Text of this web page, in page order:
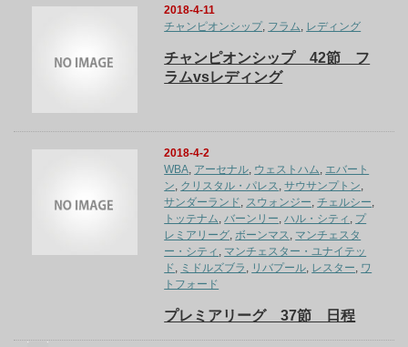
2018-4-11
チャンピオンシップ, フラム, レディング
チャンピオンシップ 42節 フ
ラムvsレディング
2018-4-2
WBA, アーセナル, ウェストハム, エバート
ン, クリスタル・パレス,サウサンプトン,
サンダーランド, スウォンジー,チェルシー,
トッテナム,バーンリー,ハル・シティ , プ
レミアリーグ,ボーンマス, マンチェスタ
ー・シティ , マンチェスター・ユナイテッ
ド, ミドルズブラ , リバプール, レスター, ワ
トフォード
プレミアリーグ 37節 日程